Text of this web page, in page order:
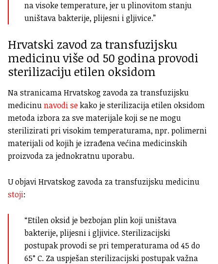
na visoke temperature, jer u plinovitom stanju
uništava bakterije, plijesni i gljivice.”
Hrvatski zavod za transfuzijsku
medicinu više od 50 godina provodi
sterilizaciju etilen oksidom
Na stranicama Hrvatskog zavoda za transfuzijsku
medicinunavodi sekako je sterilizacija etilen oksidom
metoda izbora za sve materijale koji se ne mogu
sterilizirati pri visokim temperaturama, npr. polimerni
materijali od kojih je izrađena većina medicinskih
proizvoda za jednokratnu uporabu.
U objavi Hrvatskog zavoda za transfuzijsku medicinu
stoji:
“Etilen oksid je bezbojan plin koji uništava
bakterije, plijesni i gljivice. Sterilizacijski
postupak provodi se pri temperaturama od 45 do
65° C. Za uspješan sterilizacijski postupak važna